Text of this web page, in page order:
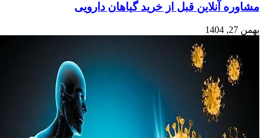
مشاوره آنلاین قبل از خرید گیاهان دارویی
بهمن 27, 1404